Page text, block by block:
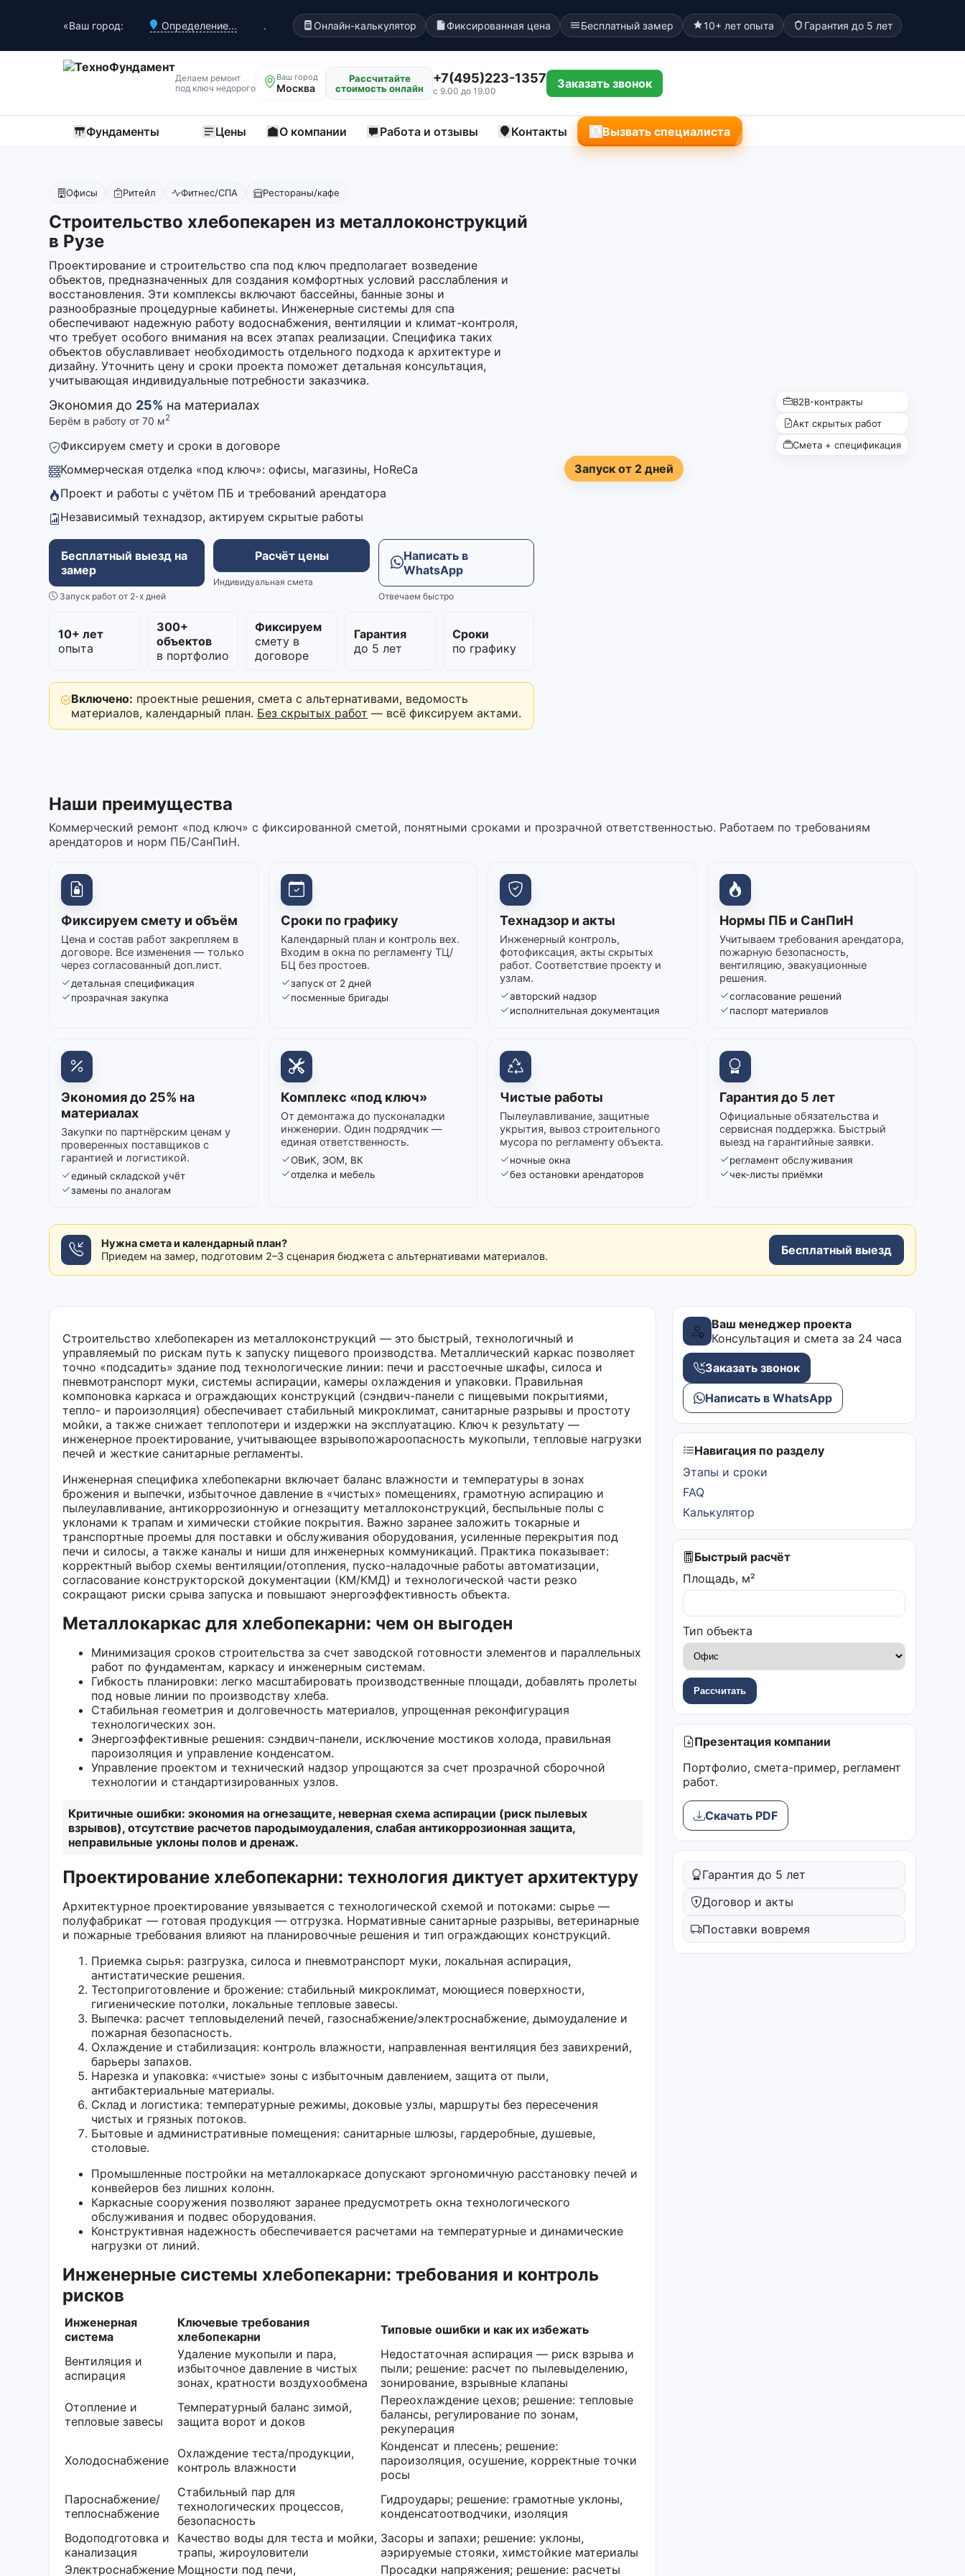
«Ваш город: Определение... . Онлайн-калькулятор Фиксированная цена Бесплатный замер 10+ лет опыта Гарантия до 5 лет
Делаем ремонт
под ключ недорого
Ваш город
Москва
Рассчитайте
стоимость онлайн
+7(495)223-1357
с 9.00 до 19.00
Заказать звонок
Фундаменты Цены О компании Работа и отзывы Контакты Вызвать специалиста
Офисы Ритейл Фитнес/СПА Рестораны/кафе
Строительство хлебопекарен из металлоконструкций
в Рузе
Проектирование и строительство спа под ключ предполагает возведение
объектов, предназначенных для создания комфортных условий расслабления и
восстановления. Эти комплексы включают бассейны, банные зоны и
разнообразные процедурные кабинеты. Инженерные системы для спа
обеспечивают надежную работу водоснабжения, вентиляции и климат-контроля,
что требует особого внимания на всех этапах реализации. Специфика таких
объектов обуславливает необходимость отдельного подхода к архитектуре и
дизайну. Уточнить цену и сроки проекта поможет детальная консультация,
учитывающая индивидуальные потребности заказчика.
Экономия до 25% на материалах
Берём в работу от 70 м2
Фиксируем смету и сроки в договоре
Коммерческая отделка «под ключ»: офисы, магазины, HoReCa
Проект и работы с учётом ПБ и требований арендатора
Независимый технадзор, актируем скрытые работы
Бесплатный выезд на
замер
Запуск работ от 2-х дней
Расчёт цены
Индивидуальная смета
Написать в
WhatsApp
Отвечаем быстро
10+ лет
опыта
300+
объектов
в портфолио
Фиксируем
смету в
договоре
Гарантия
до 5 лет
Сроки
по графику
Включено: проектные решения, смета с альтернативами, ведомость
материалов, календарный план. Без скрытых работ — всё фиксируем актами.
Запуск от 2 дней
B2B-контракты
Акт скрытых работ
Смета + спецификация
Наши преимущества
Коммерческий ремонт «под ключ» с фиксированной сметой, понятными сроками и прозрачной ответственностью. Работаем по требованиям
арендаторов и норм ПБ/СанПиН.
Фиксируем смету и объём
Цена и состав работ закрепляем в
договоре. Все изменения — только
через согласованный доп.лист.
детальная спецификация
прозрачная закупка
Сроки по графику
Календарный план и контроль вех.
Входим в окна по регламенту ТЦ/
БЦ без простоев.
запуск от 2 дней
посменные бригады
Технадзор и акты
Инженерный контроль,
фотофиксация, акты скрытых
работ. Соответствие проекту и
узлам.
авторский надзор
исполнительная документация
Нормы ПБ и СанПиН
Учитываем требования арендатора,
пожарную безопасность,
вентиляцию, эвакуационные
решения.
согласование решений
паспорт материалов
Экономия до 25% на
материалах
Закупки по партнёрским ценам у
проверенных поставщиков с
гарантией и логистикой.
единый складской учёт
замены по аналогам
Комплекс «под ключ»
От демонтажа до пусконаладки
инженерии. Один подрядчик —
единая ответственность.
ОВиК, ЭОМ, ВК
отделка и мебель
Чистые работы
Пылеулавливание, защитные
укрытия, вывоз строительного
мусора по регламенту объекта.
ночные окна
без остановки арендаторов
Гарантия до 5 лет
Официальные обязательства и
сервисная поддержка. Быстрый
выезд на гарантийные заявки.
регламент обслуживания
чек-листы приёмки
Нужна смета и календарный план?
Приедем на замер, подготовим 2–3 сценария бюджета с альтернативами материалов.
Бесплатный выезд
Строительство хлебопекарен из металлоконструкций — это быстрый, технологичный и
управляемый по рискам путь к запуску пищевого производства. Металлический каркас позволяет
точно «подсадить» здание под технологические линии: печи и расстоечные шкафы, силоса и
пневмотранспорт муки, системы аспирации, камеры охлаждения и упаковки. Правильная
компоновка каркаса и ограждающих конструкций (сэндвич-панели с пищевыми покрытиями,
тепло- и пароизоляция) обеспечивает стабильный микроклимат, санитарные разрывы и простоту
мойки, а также снижает теплопотери и издержки на эксплуатацию. Ключ к результату —
инженерное проектирование, учитывающее взрывопожароопасность мукопыли, тепловые нагрузки
печей и жесткие санитарные регламенты.
Инженерная специфика хлебопекарни включает баланс влажности и температуры в зонах
брожения и выпечки, избыточное давление в «чистых» помещениях, грамотную аспирацию и
пылеулавливание, антикоррозионную и огнезащиту металлоконструкций, беспыльные полы с
уклонами к трапам и химически стойкие покрытия. Важно заранее заложить токарные и
транспортные проемы для поставки и обслуживания оборудования, усиленные перекрытия под
печи и силосы, а также каналы и ниши для инженерных коммуникаций. Практика показывает:
корректный выбор схемы вентиляции/отопления, пуско-наладочные работы автоматизации,
согласование конструкторской документации (КМ/КМД) и технологической части резко
сокращают риски срыва запуска и повышают энергоэффективность объекта.
Металлокаркас для хлебопекарни: чем он выгоден
Минимизация сроков строительства за счет заводской готовности элементов и параллельных
работ по фундаментам, каркасу и инженерным системам.
Гибкость планировки: легко масштабировать производственные площади, добавлять пролеты
под новые линии по производству хлеба.
Стабильная геометрия и долговечность материалов, упрощенная реконфигурация
технологических зон.
Энергоэффективные решения: сэндвич-панели, исключение мостиков холода, правильная
пароизоляция и управление конденсатом.
Управление проектом и технический надзор упрощаются за счет прозрачной сборочной
технологии и стандартизированных узлов.
Критичные ошибки: экономия на огнезащите, неверная схема аспирации (риск пылевых
взрывов), отсутствие расчетов пародымоудаления, слабая антикоррозионная защита,
неправильные уклоны полов и дренаж.
Проектирование хлебопекарни: технология диктует архитектуру
Архитектурное проектирование увязывается с технологической схемой и потоками: сырье —
полуфабрикат — готовая продукция — отгрузка. Нормативные санитарные разрывы, ветеринарные
и пожарные требования влияют на планировочные решения и тип ограждающих конструкций.
Приемка сырья: разгрузка, силоса и пневмотранспорт муки, локальная аспирация,
антистатические решения.
Тестоприготовление и брожение: стабильный микроклимат, моющиеся поверхности,
гигиенические потолки, локальные тепловые завесы.
Выпечка: расчет тепловыделений печей, газоснабжение/электроснабжение, дымоудаление и
пожарная безопасность.
Охлаждение и стабилизация: контроль влажности, направленная вентиляция без завихрений,
барьеры запахов.
Нарезка и упаковка: «чистые» зоны с избыточным давлением, защита от пыли,
антибактериальные материалы.
Склад и логистика: температурные режимы, доковые узлы, маршруты без пересечения
чистых и грязных потоков.
Бытовые и административные помещения: санитарные шлюзы, гардеробные, душевые,
столовые.
Промышленные постройки на металлокаркасе допускают эргономичную расстановку печей и
конвейеров без лишних колонн.
Каркасные сооружения позволяют заранее предусмотреть окна технологического
обслуживания и подвес оборудования.
Конструктивная надежность обеспечивается расчетами на температурные и динамические
нагрузки от линий.
Инженерные системы хлебопекарни: требования и контроль
рисков
Инженерная
система
Ключевые требования
хлебопекарни
Типовые ошибки и как их избежать
Вентиляция и
аспирация
Удаление мукопыли и пара,
избыточное давление в чистых
зонах, кратности воздухообмена
Недостаточная аспирация — риск взрыва и
пыли; решение: расчет по пылевыделению,
зонирование, взрывные клапаны
Отопление и
тепловые завесы
Температурный баланс зимой,
защита ворот и доков
Переохлаждение цехов; решение: тепловые
балансы, регулирование по зонам,
рекуперация
Холодоснабжение
Охлаждение теста/продукции,
контроль влажности
Конденсат и плесень; решение:
пароизоляция, осушение, корректные точки
росы
Пароснабжение/
теплоснабжение
Стабильный пар для
технологических процессов,
безопасность
Гидроудары; решение: грамотные уклоны,
конденсатоотводчики, изоляция
Водоподготовка и
канализация
Качество воды для теста и мойки,
трапы, жироуловители
Засоры и запахи; решение: уклоны,
аэрируемые стояки, химстойкие материалы
Электроснабжение Мощности под печи, Просадки напряжения; решение: расчеты
Ваш менеджер проекта
Консультация и смета за 24 часа
Заказать звонок
Написать в WhatsApp
Навигация по разделу
Этапы и сроки
FAQ
Калькулятор
Быстрый расчёт
Площадь, м²
Тип объекта
Рассчитать
Презентация компании
Портфолио, смета-пример, регламент
работ.
Скачать PDF
Гарантия до 5 лет
Договор и акты
Поставки вовремя